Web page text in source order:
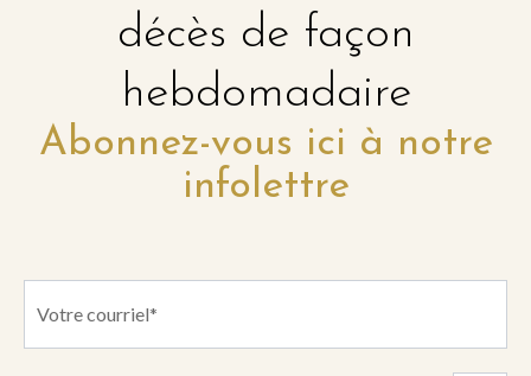
décès de façon
hebdomadaire
Abonnez-vous ici à notre
infolettre